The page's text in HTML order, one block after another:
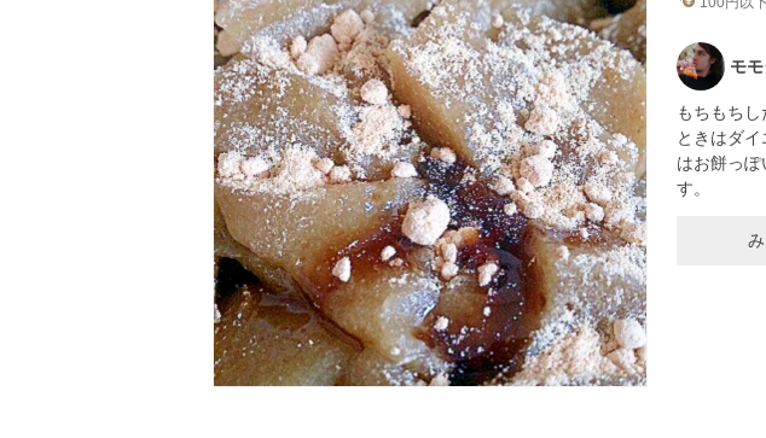
モ
もちもち
ときはダ
はお餅っぽ
す。